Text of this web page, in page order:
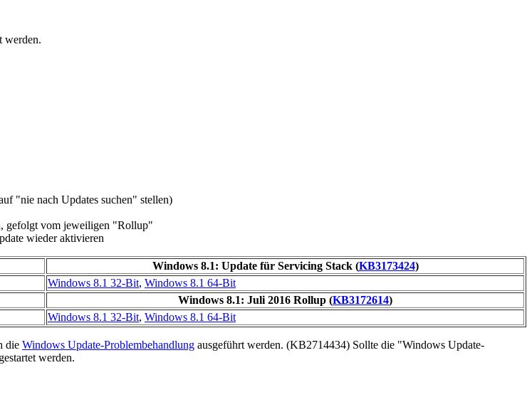
werden.
"nie nach Updates suchen" stellen)
gefolgt vom jeweiligen "Rollup"
wieder aktivieren
Windows 8.1: Update für Servicing Stack (KB3173424)
Windows 8.1 32-Bit, Windows 8.1 64-Bit
Windows 8.1: Juli 2016 Rollup (KB3172614)
Windows 8.1 32-Bit, Windows 8.1 64-Bit
die Windows Update-Problembehandlung ausgeführt werden. (KB2714434) Sollte die "Windows Update-
werden.